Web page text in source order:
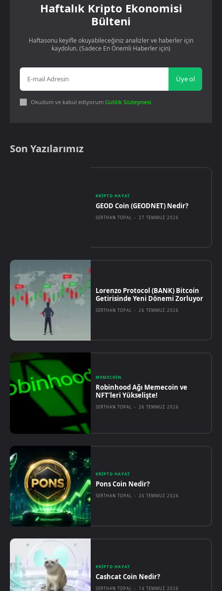
Haftalık Kripto Ekonomisi
Bülteni
Haftasonu keyifle okuyabileceğiniz analizler ve haberler için
kaydolun. (Sadece En Önemli Haberler için)
Üye ol
Okudum ve kabul ediyorum Gizlilik Sözleşmesi.
Son Yazılarımız
KRIPTO HAYAT
GEOD Coin (GEODNET) Nedir?
SERTHAN TOPAL - 27 TEMMUZ 2026
Lorenzo Protocol (BANK) Bitcoin
Getirisinde Yeni Dönemi Zorluyor
SERTHAN TOPAL - 26 TEMMUZ 2026
MEMECOIN
Robinhood Ağı Memecoin ve
NFT’leri Yükselişte!
SERTHAN TOPAL - 26 TEMMUZ 2026
KRIPTO HAYAT
Pons Coin Nedir?
SERTHAN TOPAL - 26 TEMMUZ 2026
KRIPTO HAYAT
Cashcat Coin Nedir?
SERTHAN TOPAL - 14 TEMMUZ 2026